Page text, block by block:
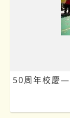
50周年校慶